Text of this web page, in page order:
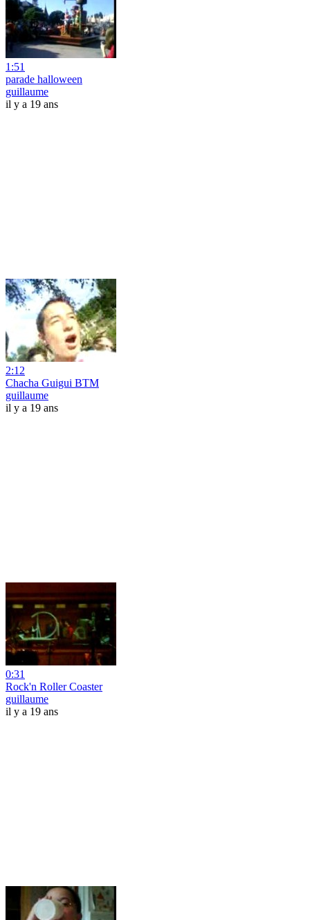
1:51
parade halloween
guillaume
il y a 19 ans
2:12
Chacha Guigui BTM
guillaume
il y a 19 ans
0:31
Rock'n Roller Coaster
guillaume
il y a 19 ans